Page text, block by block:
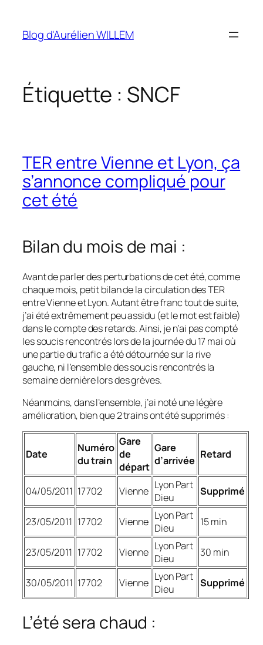
contenu
Blog d'Aurélien WILLEM
Étiquette : SNCF
TER entre Vienne et Lyon, ça
s’annonce compliqué pour
cet été
Bilan du mois de mai :
Avant de parler des perturbations de cet été, comme
chaque mois, petit bilan de la circulation des TER
entre Vienne et Lyon. Autant être franc tout de suite,
j’ai été extrêmement peu assidu (et le mot est faible)
dans le compte des retards. Ainsi, je n’ai pas compté
les soucis rencontrés lors de la journée du 17 mai où
une partie du trafic a été détournée sur la rive
gauche, ni l’ensemble des soucis rencontrés la
semaine dernière lors des grèves.
Néanmoins, dans l’ensemble, j’ai noté une légère
amélioration, bien que 2 trains ont été supprimés :
Date
Numéro
du train
Gare
de
départ
Gare
d’arrivée Retard
04/05/2011 17702 Vienne Lyon Part
Dieu
Supprimé
23/05/2011 17702 Vienne Lyon Part
Dieu
15 min
23/05/2011 17702 Vienne Lyon Part
Dieu
30 min
30/05/2011 17702 Vienne Lyon Part
Dieu
Supprimé
L’été sera chaud :